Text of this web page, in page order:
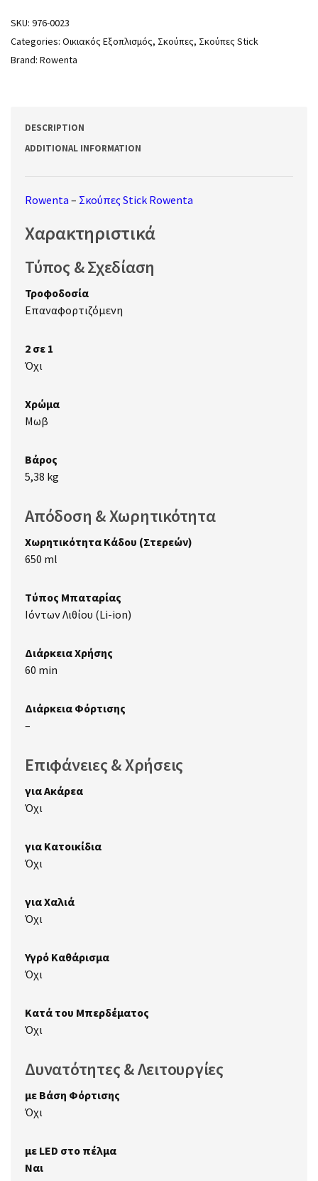
SKU: 976-0023
Categories: Οικιακός Εξοπλισμός, Σκούπες, Σκούπες Stick
Brand: Rowenta
DESCRIPTION
ADDITIONAL INFORMATION
Rowenta – Σκούπες Stick Rowenta
Χαρακτηριστικά
Τύπος & Σχεδίαση
Τροφοδοσία
Επαναφορτιζόμενη
2 σε 1
Όχι
Χρώμα
Μωβ
Βάρος
5,38 kg
Απόδοση & Χωρητικότητα
Χωρητικότητα Κάδου (Στερεών)
650 ml
Τύπος Μπαταρίας
Ιόντων Λιθίου (Li-ion)
Διάρκεια Χρήσης
60 min
Διάρκεια Φόρτισης
–
Επιφάνειες & Χρήσεις
για Ακάρεα
Όχι
για Κατοικίδια
Όχι
για Χαλιά
Όχι
Υγρό Καθάρισμα
Όχι
Κατά του Μπερδέματος
Όχι
Δυνατότητες & Λειτουργίες
με Βάση Φόρτισης
Όχι
με LED στο πέλμα
Ναι